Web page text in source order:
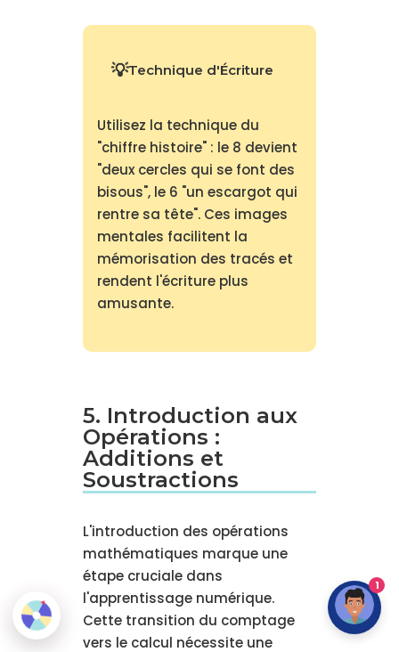
Technique d'Écriture
Utilisez la technique du
"chiffre histoire" : le 8 devient
"deux cercles qui se font des
bisous", le 6 "un escargot qui
rentre sa tête". Ces images
mentales facilitent la
mémorisation des tracés et
rendent l'écriture plus
amusante.
5. Introduction aux
Opérations :
Additions et
Soustractions
L'introduction des opérations
mathématiques marque une
étape cruciale dans
l'apprentissage numérique.
Cette transition du comptage
vers le calcul nécessite une
1